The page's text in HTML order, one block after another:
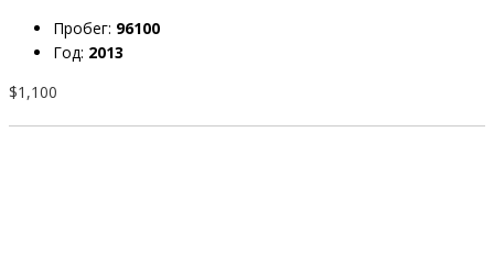
Пробег: 96100
Год: 2013
$1,100